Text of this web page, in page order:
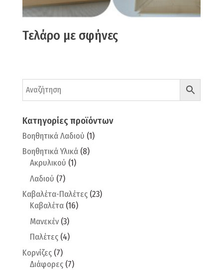
Τελάρο με σφήνες
Κατηγορίες προϊόντων
Βοηθητικά Λαδιού (1)
Βοηθητικά Υλικά (8)
Ακρυλικού (1)
Λαδιού (7)
Καβαλέτα-Παλέτες (23)
Καβαλέτα (16)
Μανεκέν (3)
Παλέτες (4)
Κορνίζες (7)
Διάφορες (7)